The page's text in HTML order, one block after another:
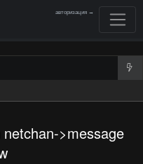
авторизация →
>message